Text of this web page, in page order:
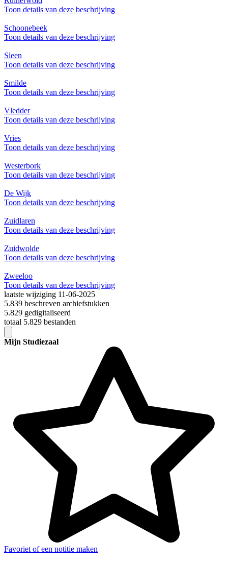
Toon details van deze beschrijving
Schoonebeek
Toon details van deze beschrijving
Sleen
Toon details van deze beschrijving
Smilde
Toon details van deze beschrijving
Vledder
Toon details van deze beschrijving
Vries
Toon details van deze beschrijving
Westerbork
Toon details van deze beschrijving
De Wijk
Toon details van deze beschrijving
Zuidlaren
Toon details van deze beschrijving
Zuidwolde
Toon details van deze beschrijving
Zweeloo
Toon details van deze beschrijving
laatste wijziging 11-06-2025
5.839 beschreven archiefstukken
5.829 gedigitaliseerd
totaal 5.829 bestanden
Mijn Studiezaal
Favoriet of een notitie maken